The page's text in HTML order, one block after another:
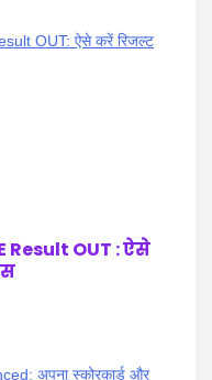
Result OUT : ऐसे